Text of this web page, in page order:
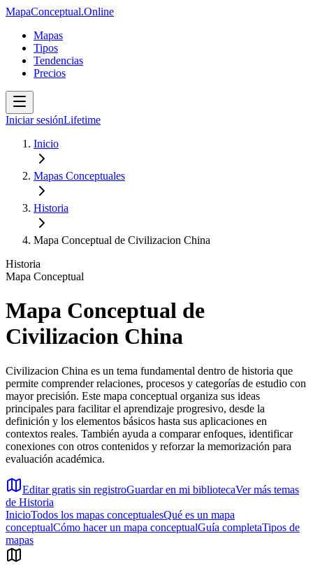
MapaConceptual.Online
Mapas
Tipos
Tendencias
Precios
Iniciar sesiónLifetime
Inicio
Mapas Conceptuales
Historia
Mapa Conceptual de Civilizacion China
Historia
Mapa Conceptual
Mapa Conceptual de
Civilizacion China
Civilizacion China es un tema fundamental dentro de historia que
permite comprender relaciones, procesos y categorías de estudio con
mayor precisión. Este mapa conceptual organiza sus ideas
principales para facilitar el aprendizaje progresivo, desde la
definición y los elementos básicos hasta sus aplicaciones en
contextos reales. También ayuda a comparar enfoques, identificar
conexiones con otros contenidos y reforzar la memorización para
evaluación académica.
Editar gratis sin registroGuardar en mi bibliotecaVer más temas
de Historia
InicioTodos los mapas conceptualesQué es un mapa
conceptualCómo hacer un mapa conceptualGuía completaTipos de
mapas